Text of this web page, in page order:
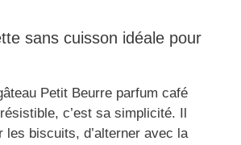
sans cuisson idéale pour
Petit Beurre parfum café
c’est sa simplicité. Il
les biscuits, d’alterner avec la